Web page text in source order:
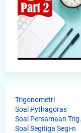
Trigonometri
Soal Pythagoras
Soal Persamaan Trig.
Soal Segitiga Segi-n